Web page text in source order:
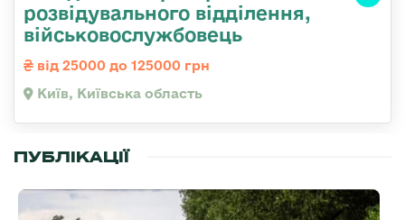
розвідувального відділення,
військовослужбовець
від 25000 до 125000 грн
Київ, Київська область
ПУБЛІКАЦІЇ